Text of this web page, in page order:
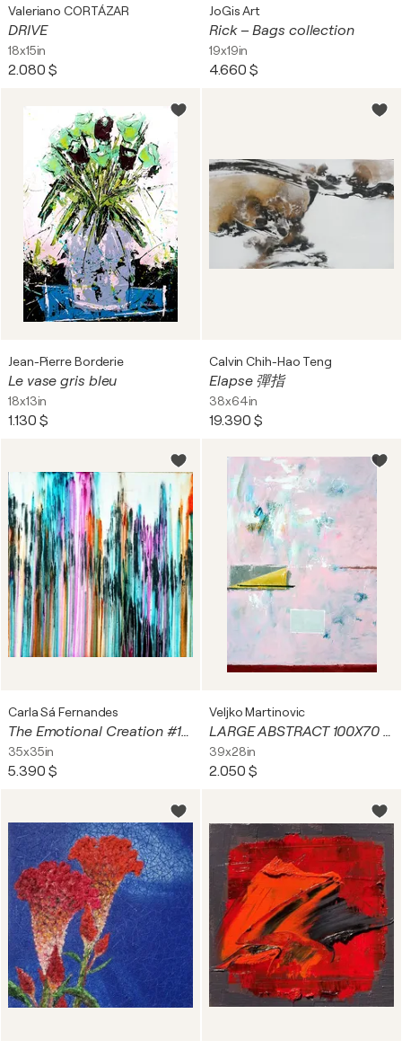
Valeriano CORTÁZAR
DRIVE
18x15in
2.080 $
JoGis Art
Rick – Bags collection
19x19in
4.660 $
Jean-Pierre Borderie
Le vase gris bleu
18x13in
1.130 $
Calvin Chih-Hao Teng
Elapse 彈指
38x64in
19.390 $
Carla Sá Fernandes
The Emotional Creation #195
35x35in
5.390 $
Veljko Martinovic
LARGE ABSTRACT 100X70 RETURN HOME
39x28in
2.050 $